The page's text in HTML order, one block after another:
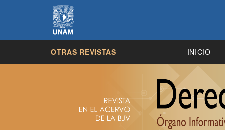
OTRAS REVISTAS INICIO